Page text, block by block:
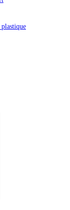
plastique